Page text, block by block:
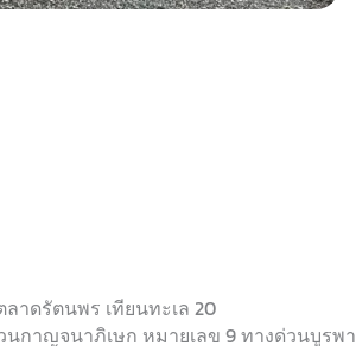
าดรัตนพร เทียนทะเล 20
นกาญจนาภิเษก หมายเลข 9 ทางด่วนบูรพา